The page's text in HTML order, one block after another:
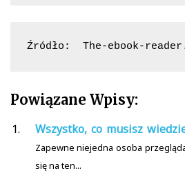
Źródło:  The-ebook-
Powiązane Wpisy:
Wszystko, co musisz
Zapewne niejedna osoba
się na ten...